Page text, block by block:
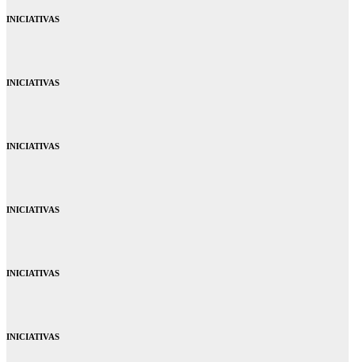
INICIATIVAS
INICIATIVAS
INICIATIVAS
INICIATIVAS
INICIATIVAS
INICIATIVAS